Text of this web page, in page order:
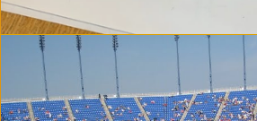
擁抱努力，成功